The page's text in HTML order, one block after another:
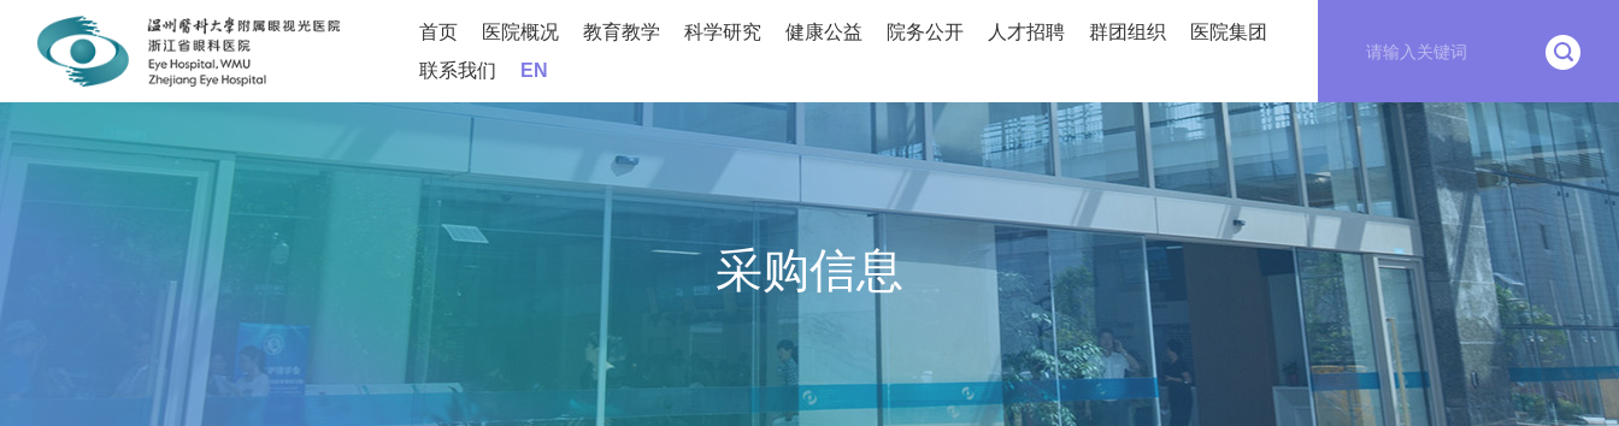
首页 医院概况 教育教学 科学研究 健康公益 院务公开 人才招聘 群团组织
医院集团
联系我们
EN
采购信息